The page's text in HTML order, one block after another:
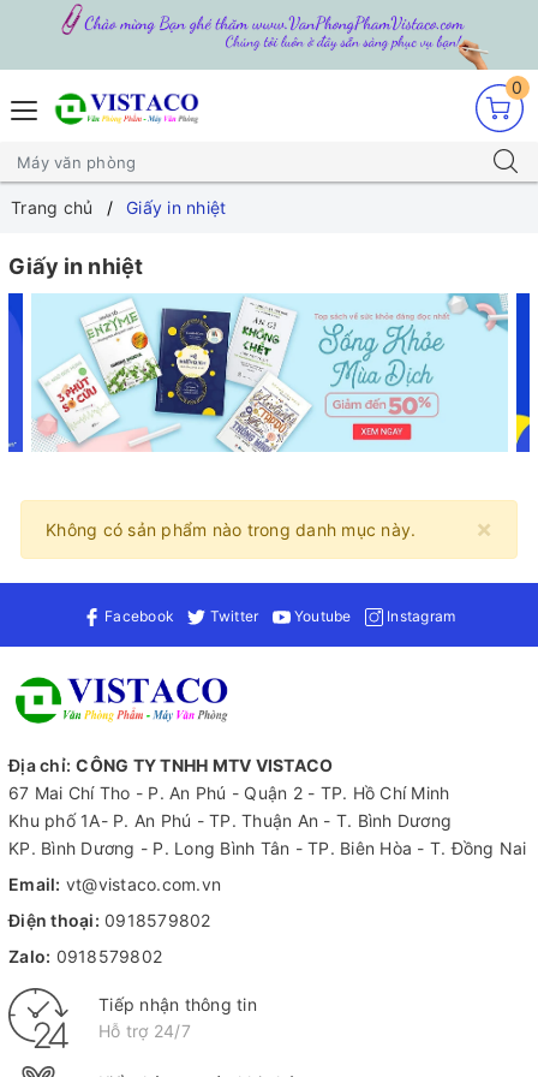
0
Trang chủ Giấy in nhiệt
Giấy in nhiệt
×
Không có sản phẩm nào trong danh mục này.
Facebook Twitter Youtube Instagram
Địa chỉ: CÔNG TY TNHH MTV VISTACO
67 Mai Chí Tho - P. An Phú - Quận 2 - TP. Hồ Chí Minh
Khu phố 1A- P. An Phú - TP. Thuận An - T. Bình Dương
KP. Bình Dương - P. Long Bình Tân - TP. Biên Hòa - T. Đồng Nai
Email: vt@vistaco.com.vn
Điện thoại: 0918579802
Zalo: 0918579802
Tiếp nhận thông tin
Hỗ trợ 24/7